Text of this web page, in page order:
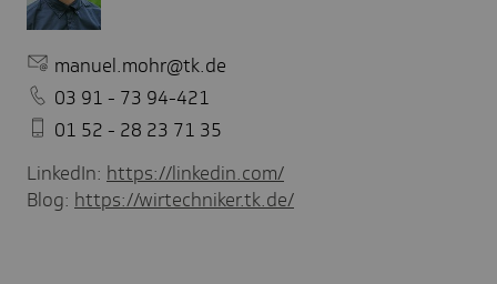
manuel.mohr@tk.de
03 91 - 73 94-421
01 52 - 28 23 71 35
LinkedIn: https://linkedin.com/
Blog: https://wirtechniker.tk.de/